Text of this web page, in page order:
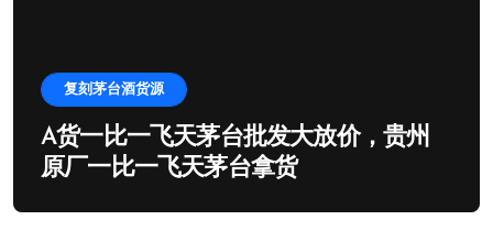
复刻茅台酒货源
A货一比一飞天茅台批发大放价，贵州
原厂一比一飞天茅台拿货